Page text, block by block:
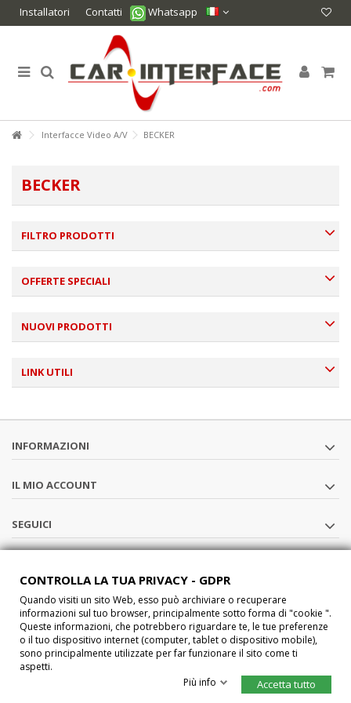
Installatori Contatti Whatsapp
Interfacce Video A/V BECKER
BECKER
FILTRO PRODOTTI
OFFERTE SPECIALI
NUOVI PRODOTTI
LINK UTILI
INFORMAZIONI
IL MIO ACCOUNT
SEGUICI
®2015 Car-Interface s.a.s All Rights Reserved P.IVA IT02457210207
CONTROLLA LA TUA PRIVACY - GDPR
Quando visiti un sito Web, esso può archiviare o recuperare
informazioni sul tuo browser, principalmente sotto forma di "cookie ".
Queste informazioni, che potrebbero riguardare te, le tue preferenze
o il tuo dispositivo internet (computer, tablet o dispositivo mobile),
sono principalmente utilizzate per far funzionare il sito come ti
aspetti.
Più info
Accetta tutto